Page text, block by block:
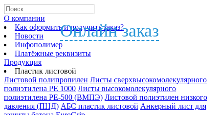
О компании
Как оформить и получить заказ?
Новости
Инфополимер
Платёжные реквизиты
Продукция
Пластик листовой
Листовой полипропилен Листы сверхвысокомолекулярного
полиэтилена PE 1000 Листы высокомолекулярного
полиэтилена РЕ-500 (ВМПЭ) Листовой полиэтилен низкого
давления (ПНД) АБС пластик листовой Анкерный лист для
Онлайн заказ